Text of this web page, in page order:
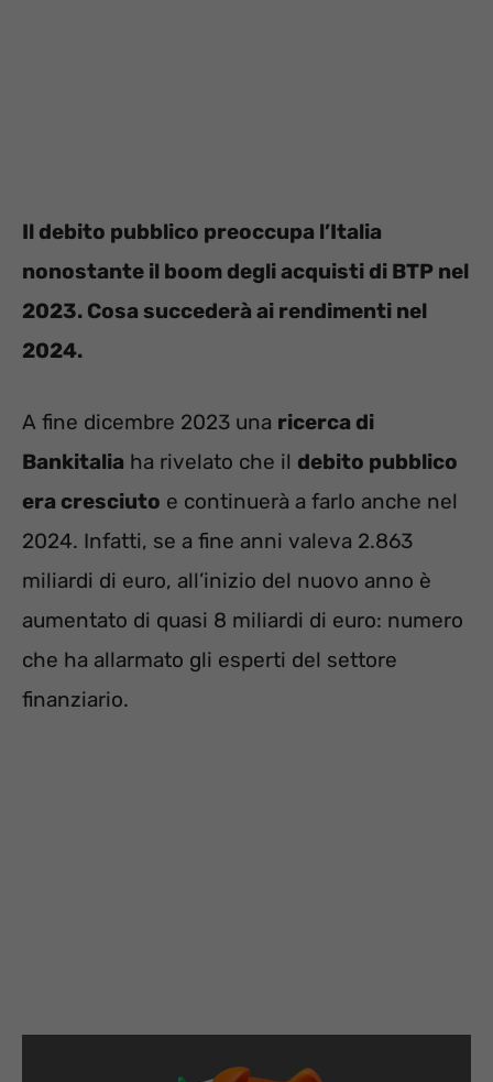
Il debito pubblico preoccupa l’Italia
nonostante il boom degli acquisti di BTP nel
2023. Cosa succederà ai rendimenti nel
2024.
A fine dicembre 2023 una ricerca di
Bankitalia ha rivelato che il debito pubblico
era cresciuto e continuerà a farlo anche nel
2024. Infatti, se a fine anni valeva 2.863
miliardi di euro, all’inizio del nuovo anno è
aumentato di quasi 8 miliardi di euro: numero
che ha allarmato gli esperti del settore
finanziario.